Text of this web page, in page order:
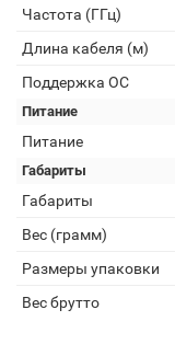
Частота (ГГц)
Длина кабеля (м)
Поддержка ОС
Питание
Питание
Габариты
Габариты
Вес (грамм)
Размеры упаковки
Вес брутто